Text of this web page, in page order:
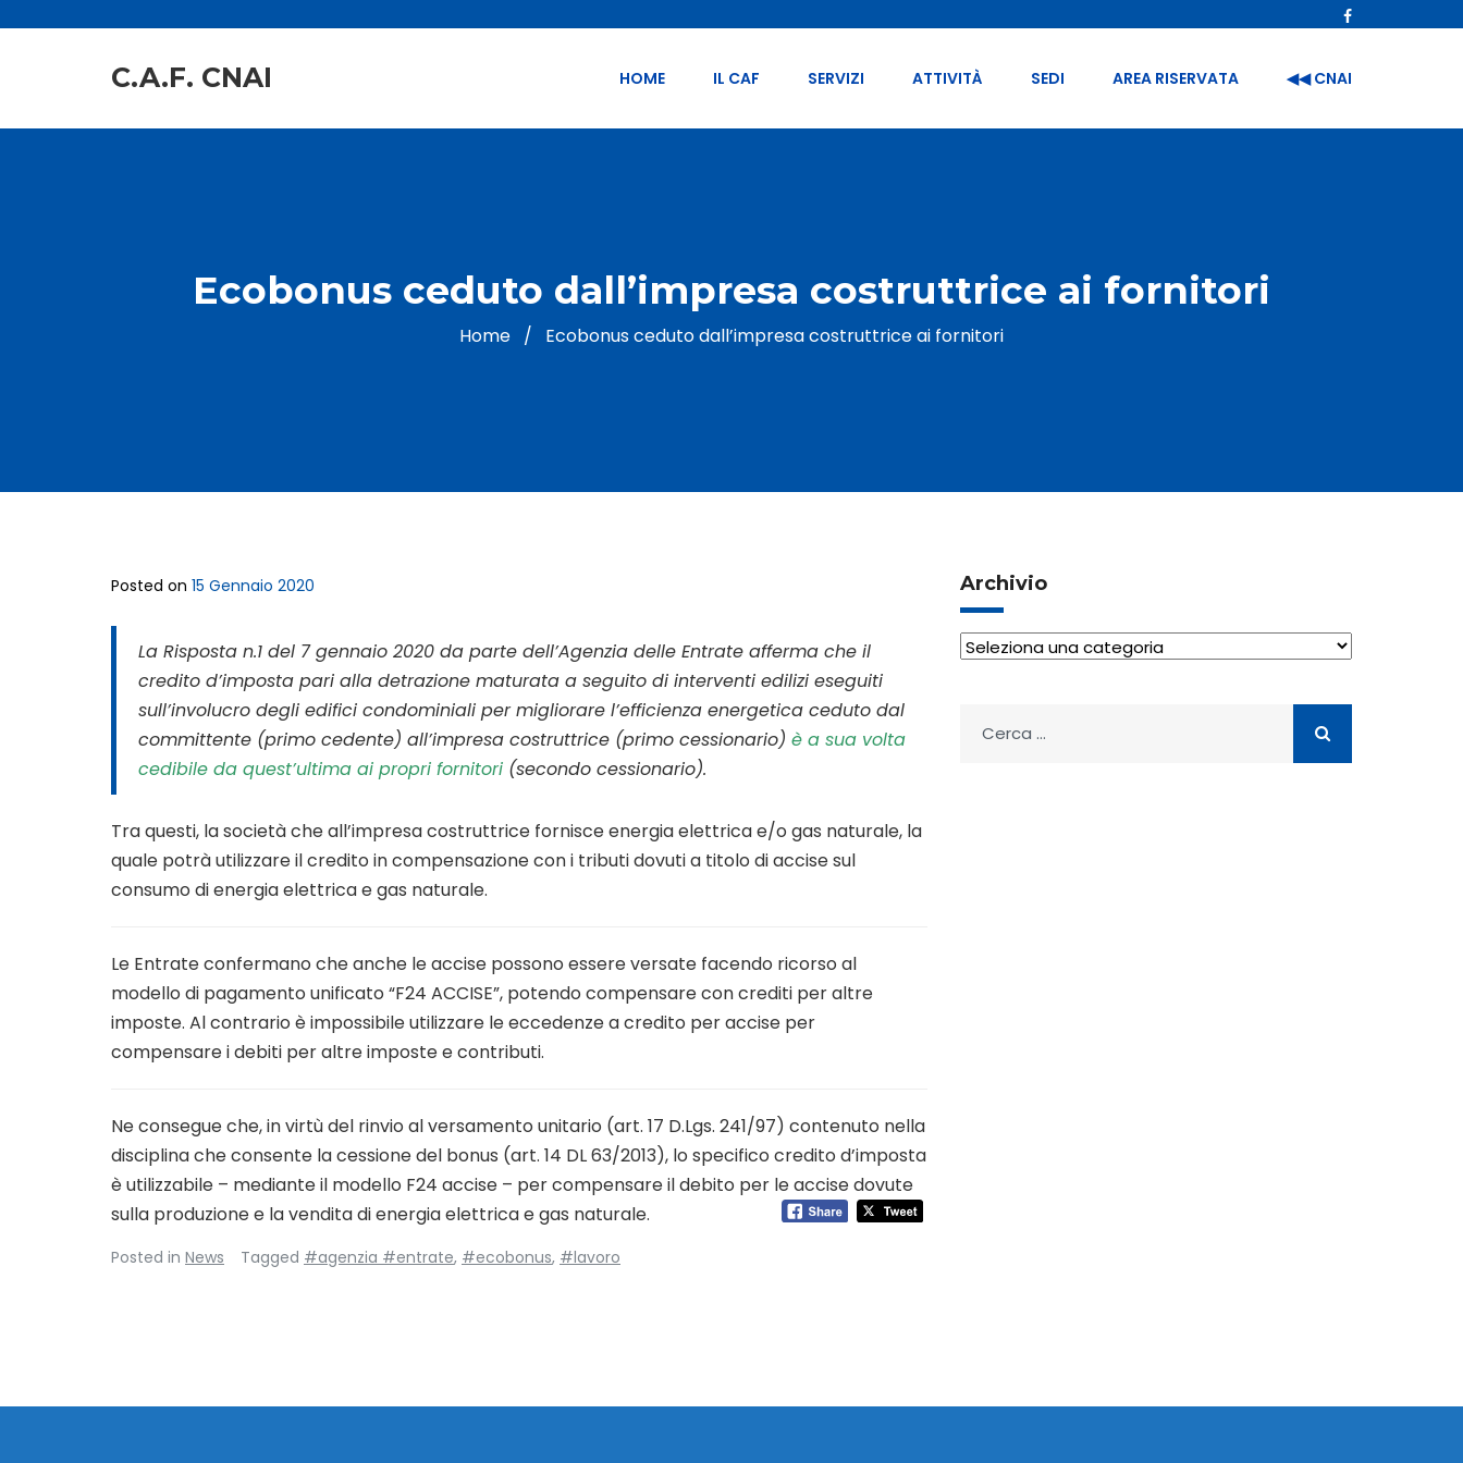
C.A.F. CNAI HOME IL CAF SERVIZI ATTIVITÀ SEDI AREA RISERVATA ◀︎◀︎ CNAI
Ecobonus ceduto dall’impresa costruttrice ai fornitori
Home / Ecobonus ceduto dall’impresa costruttrice ai fornitori
Posted on 15 Gennaio 2020
La Risposta n.1 del 7 gennaio 2020 da parte dell’Agenzia delle Entrate afferma che il
credito d’imposta pari alla detrazione maturata a seguito di interventi edilizi eseguiti
sull’involucro degli edifici condominiali per migliorare l’efficienza energetica ceduto dal
committente (primo cedente) all’impresa costruttrice (primo cessionario) è a sua volta
cedibile da quest’ultima ai propri fornitori (secondo cessionario).
Tra questi, la società che all’impresa costruttrice fornisce energia elettrica e/o gas naturale, la
quale potrà utilizzare il credito in compensazione con i tributi dovuti a titolo di accise sul
consumo di energia elettrica e gas naturale.
Le Entrate confermano che anche le accise possono essere versate facendo ricorso al
modello di pagamento unificato “F24 ACCISE”, potendo compensare con crediti per altre
imposte. Al contrario è impossibile utilizzare le eccedenze a credito per accise per
compensare i debiti per altre imposte e contributi.
Ne consegue che, in virtù del rinvio al versamento unitario (art. 17 D.Lgs. 241/97) contenuto nella
disciplina che consente la cessione del bonus (art. 14 DL 63/2013), lo specifico credito d’imposta
è utilizzabile – mediante il modello F24 accise – per compensare il debito per le accise dovute
sulla produzione e la vendita di energia elettrica e gas naturale.
Posted in News Tagged #agenzia #entrate, #ecobonus, #lavoro
Archivio
Archivio
per: